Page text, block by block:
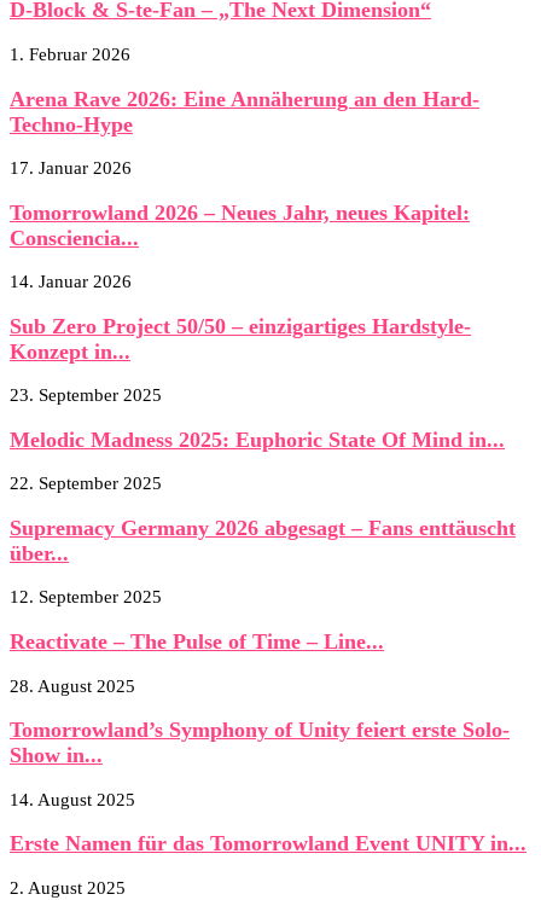
D-Block & S-te-Fan – „The Next Dimension“
1. Februar 2026
Arena Rave 2026: Eine Annäherung an den Hard-
Techno-Hype
17. Januar 2026
Tomorrowland 2026 – Neues Jahr, neues Kapitel:
Consciencia...
14. Januar 2026
Sub Zero Project 50/50 – einzigartiges Hardstyle-
Konzept in...
23. September 2025
Melodic Madness 2025: Euphoric State Of Mind in...
22. September 2025
Supremacy Germany 2026 abgesagt – Fans enttäuscht
über...
12. September 2025
Reactivate – The Pulse of Time – Line...
28. August 2025
Tomorrowland’s Symphony of Unity feiert erste Solo-
Show in...
14. August 2025
Erste Namen für das Tomorrowland Event UNITY in...
2. August 2025